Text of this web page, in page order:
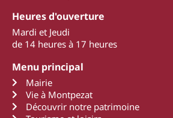
Heures d'ouverture
Mardi et Jeudi
de 14 heures à 17 heures
Menu principal
Mairie
Vie à Montpezat
Découvrir notre patrimoine